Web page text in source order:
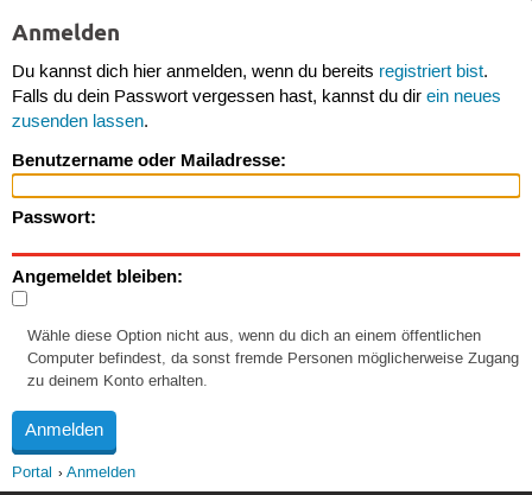
Anmelden
Du kannst dich hier anmelden, wenn du bereits registriert bist.
Falls du dein Passwort vergessen hast, kannst du dir ein neues
zusenden lassen.
Benutzername oder Mailadresse:
Passwort:
Angemeldet bleiben:
Wähle diese Option nicht aus, wenn du dich an einem öffentlichen
Computer befindest, da sonst fremde Personen möglicherweise Zugang
zu deinem Konto erhalten.
Portal Anmelden